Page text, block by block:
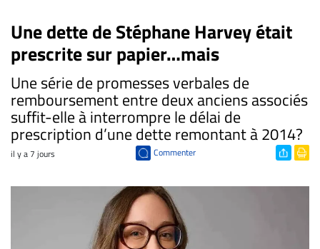
Une dette de Stéphane Harvey était
prescrite sur papier…mais
​Une série de promesses verbales de
remboursement entre deux anciens associés
suffit-elle à interrompre le délai de
prescription d’une dette remontant à 2014?
il y a 7 jours Commenter